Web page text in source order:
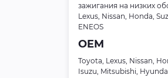
зажигания на низких
Lexus, Nissan, Honda,
ENEOS
OEM
Toyota, Lexus, Nissan,
Isuzu, Mitsubishi,